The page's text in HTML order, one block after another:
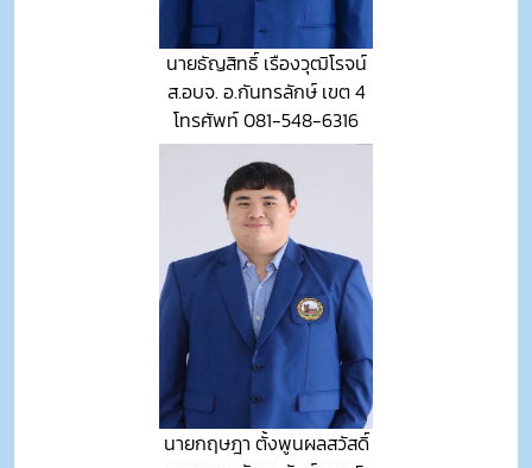
นายธัญสิทธิ์ เรืองวุฒิโรจน์
ส.อบจ. อ.กันทรลักษ์ เขต 4
โทรศัพท์ 081-548-6316
นายกฤษฎา ตั้งพูนผลสวัสดิ์